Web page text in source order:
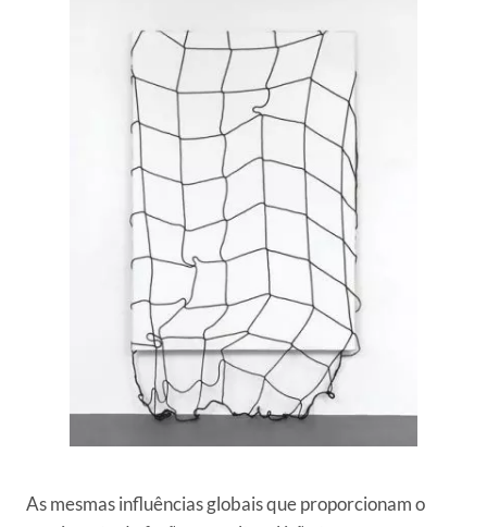
As mesmas influências globais que proporcionam o